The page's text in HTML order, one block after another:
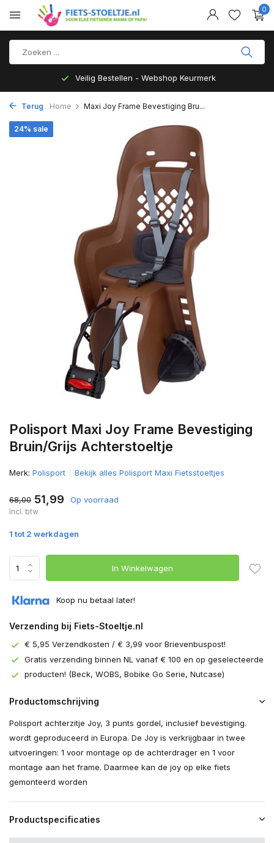
0
Veilig Bestellen - Webshop Keurmerk
Terug Home Maxi Joy Frame Bevestiging Bru...
Polisport Maxi Joy Frame Bevestiging
Bruin/Grijs Achterstoeltje
24% sale
Merk: Polisport Bekijk alles Polisport Maxi Fietsstoeltjes
68,00 51,99 Op voorraad
Incl. btw
1 tot 2 werkdagen
In Winkelwagen
Koop nu betaal later!
Verzending bij Fiets-Stoeltje.nl
€ 5,95 Verzendkosten / € 3,99 voor Brievenbuspost!
Gratis verzending binnen NL vanaf € 100 en op geselecteerde
producten! (Beck, WOBS, Bobike Go Serie, Nutcase)
Productomschrijving
Polisport achterzitje Joy, 3 punts gordel, inclusief bevestiging.
wordt geproduceerd in Europa. De Joy is verkrijgbaar in twee
uitvoeringen: 1 voor montage op de achterdrager en 1 voor
montage aan het frame. Daarmee kan de joy op elke fiets
gemonteerd worden
Productspecificaties